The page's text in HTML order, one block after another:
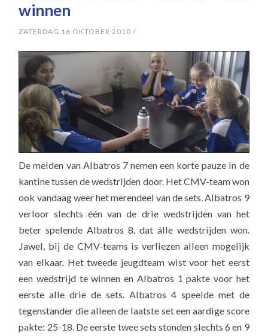
winnen
ZATERDAG 16 OKTOBER 2010 /
De meiden van Albatros 7 nemen een korte pauze in de
kantine tussen de wedstrijden door. Het CMV-team won
ook vandaag weer het merendeel van de sets. Albatros 9
verloor slechts één van de drie wedstrijden van het
beter spelende Albatros 8, dat álle wedstrijden won.
Jawel, bij de CMV-teams is verliezen alleen mogelijk
van elkaar. Het tweede jeugdteam wist voor het eerst
een wedstrijd te winnen en Albatros 1 pakte voor het
eerste alle drie de sets. Albatros 4 speelde met de
tegenstander die alleen de laatste set een aardige score
pakte: 25-18. De eerste twee sets stonden slechts 6 en 9